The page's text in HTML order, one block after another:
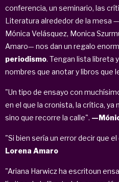
conferencia, un seminario, las
Literatura alrededor de la mesa
Mónica Velásquez, Monica
Amaro— nos dan un regalo
periodismo. Tengan lista libreta
nombres que anotar y libros que
"Un tipo de ensayo con
en el que la cronista, la crítica, ya
sino que recorre la calle".
"Si bien sería un error decir que
Lorena Amaro
"Ariana Harwicz ha escritoun